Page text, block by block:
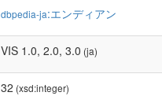
dbpedia-ja:エンディアン
VIS 1.0, 2.0, 3.0 (ja)
32 (xsd:integer)